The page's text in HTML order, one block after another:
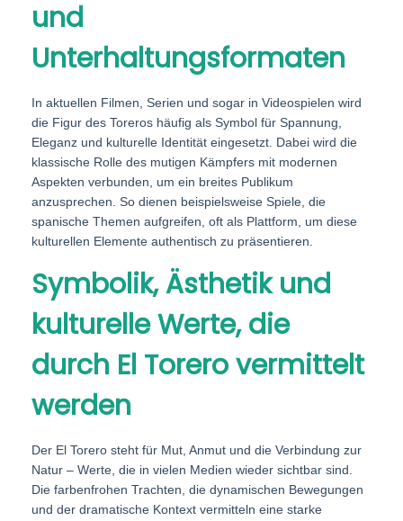
und
Unterhaltungsformaten
In aktuellen Filmen, Serien und sogar in Videospielen wird
die Figur des Toreros häufig als Symbol für Spannung,
Eleganz und kulturelle Identität eingesetzt. Dabei wird die
klassische Rolle des mutigen Kämpfers mit modernen
Aspekten verbunden, um ein breites Publikum
anzusprechen. So dienen beispielsweise Spiele, die
spanische Themen aufgreifen, oft als Plattform, um diese
kulturellen Elemente authentisch zu präsentieren.
Symbolik, Ästhetik und
kulturelle Werte, die
durch El Torero vermittelt
werden
Der El Torero steht für Mut, Anmut und die Verbindung zur
Natur – Werte, die in vielen Medien wieder sichtbar sind.
Die farbenfrohen Trachten, die dynamischen Bewegungen
und der dramatische Kontext vermitteln eine starke